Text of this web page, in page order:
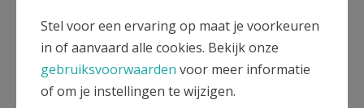
hun verlangens, door
de zekerheid door te
geven die Christus is,
Stel voor een ervaring op maat je voorkeuren
in of aanvaard alle cookies. Bekijk onze
gebruiksvoorwaarden voor meer informatie
of om je instellingen te wijzigen.